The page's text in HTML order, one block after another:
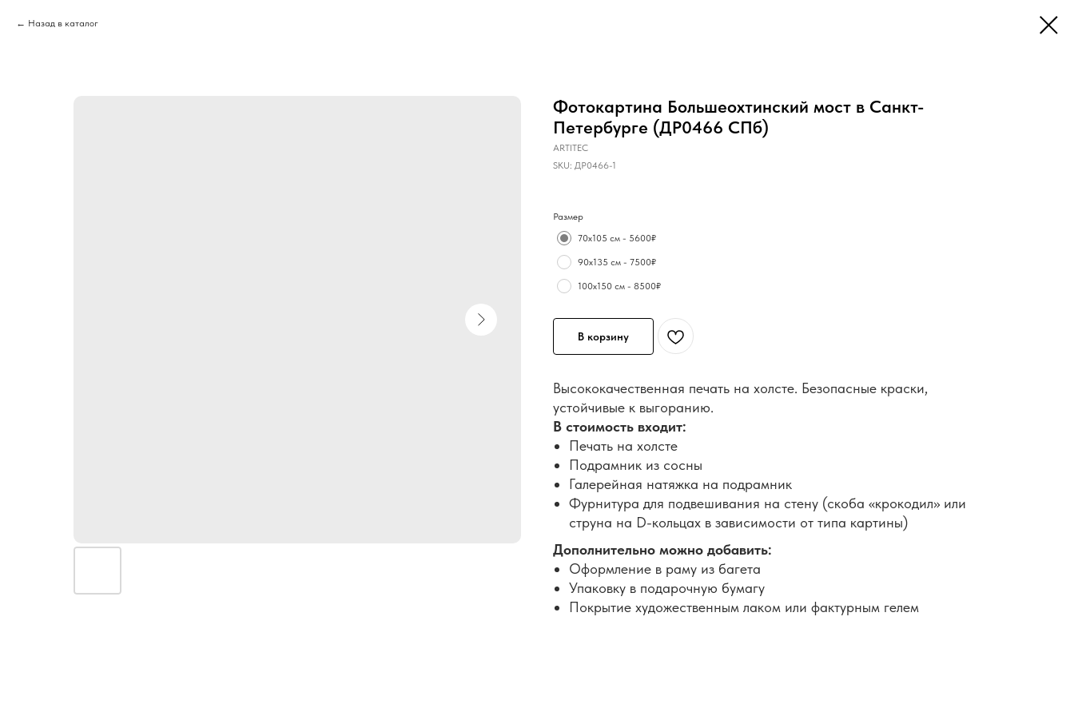
Назад в каталог
Фотокартина Большеохтинский мост в Санкт-
Петербурге (ДР0466 СПб)
ARTITEC
SKU: ДР0466-1
Размер
70х105 см - 5600₽
90х135 см - 7500₽
100х150 см - 8500₽
В корзину
Высококачественная печать на холсте. Безопасные краски,
устойчивые к выгоранию.
В стоимость входит:
Печать на холсте
Подрамник из сосны
Галерейная натяжка на подрамник
Фурнитура для подвешивания на стену (скоба «крокодил» или
струна на D-кольцах в зависимости от типа картины)
Дополнительно можно добавить:
Оформление в раму из багета
Упаковку в подарочную бумагу
Покрытие художественным лаком или фактурным гелем